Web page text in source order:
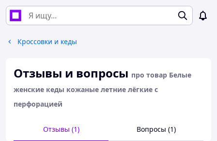
Кроссовки и кеды
Отзывы и вопросы про товар Белые
женские кеды кожаные летние лёгкие с
перфорацией
Отзывы (1) Вопросы (1)